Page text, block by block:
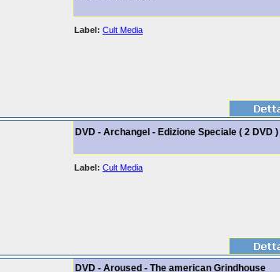
Label: Cult Media
DVD - Archangel - Edizione Speciale ( 2 DVD )
Label: Cult Media
DVD - Aroused - The american Grindhouse